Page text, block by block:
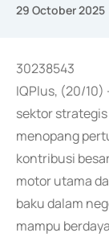
29 October 2025
30238543
IQPlus, (20/
sektor
menopang
kontribusi
motor utama
baku dalam
mampu